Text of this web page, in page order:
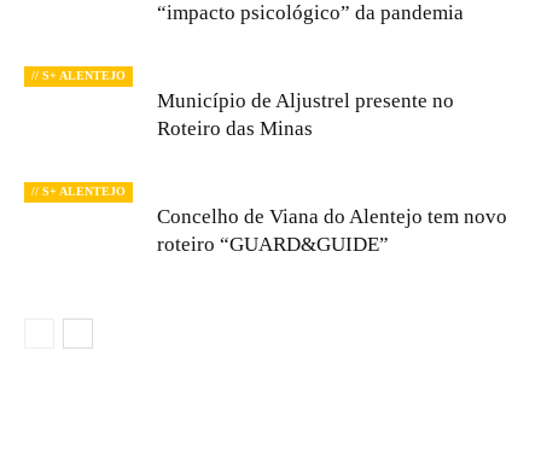
“impacto psicológico” da pandemia
// S+ ALENTEJO
Município de Aljustrel presente no
Roteiro das Minas
// S+ ALENTEJO
Concelho de Viana do Alentejo tem novo
roteiro “GUARD&GUIDE”